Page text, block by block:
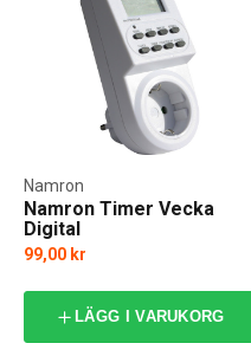
Namron Timer Vecka
Digital
Namron
99,00 kr
LÄGG I VARUKORG